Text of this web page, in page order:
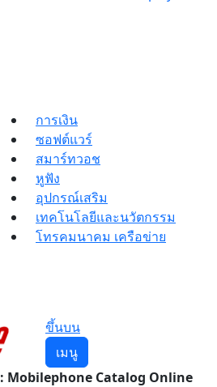
การเงิน
ซอฟต์แวร์
สมาร์ทวอช
หูฟัง
อุปกรณ์เสริม
เทคโนโลยีและนวัตกรรม
โทรคมนาคม เครือข่าย
ขึ้นบน
เมนู
Mobilephone Catalog Online